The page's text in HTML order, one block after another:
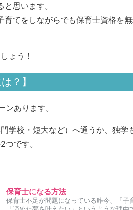
思います。
育てをしながらでも保育士資格を
ょう！
？】
あります。
学校・短大など）へ通うか、独学
です。